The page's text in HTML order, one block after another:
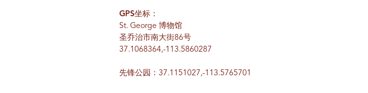
GPS坐标：
St. George 博物馆
圣乔治市南大街86号
37.1068364,-113.5860287
先锋公园：37.1151027,-113.5765701